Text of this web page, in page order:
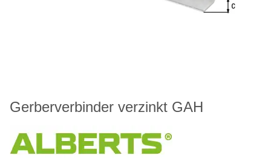
Gerberverbinder verzinkt GAH